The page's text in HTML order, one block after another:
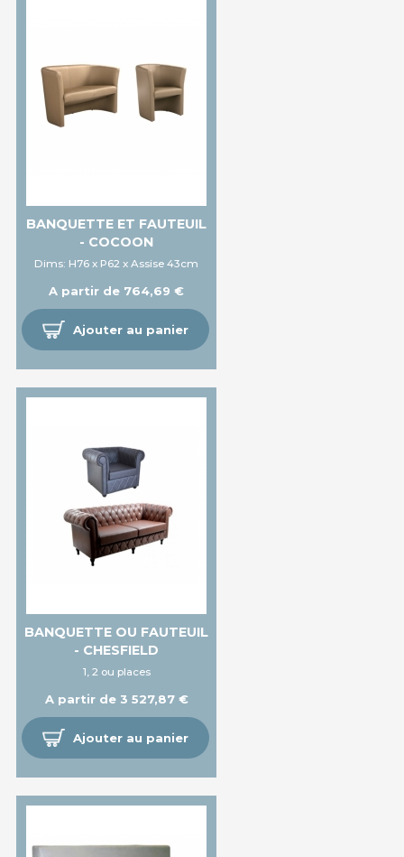
BANQUETTE ET FAUTEUIL
- COCOON
Dims: H76 x P62 x Assise 43cm
A partir de 764,69 €
Ajouter au panier
BANQUETTE OU FAUTEUIL
- CHESFIELD
1, 2 ou places
A partir de 3 527,87 €
Ajouter au panier